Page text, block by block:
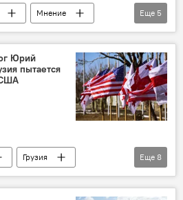
Мнение
США
Еще 5
Юрий
пытается
Грузия
Евросоюз
Еще 8